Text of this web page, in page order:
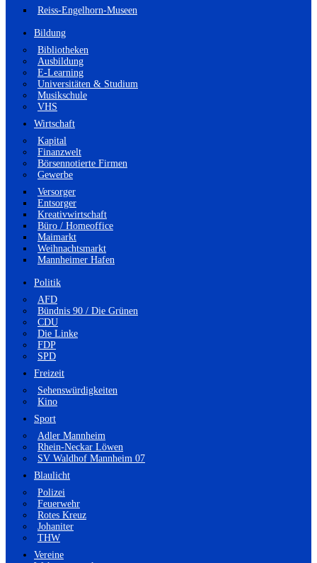
Reiss-Engelhorn-Museen
Bildung
Bibliotheken
Ausbildung
E-Learning
Universitäten & Studium
Musikschule
VHS
Wirtschaft
Kapital
Finanzwelt
Börsennotierte Firmen
Gewerbe
Versorger
Entsorger
Kreativwirtschaft
Büro / Homeoffice
Maimarkt
Weihnachtsmarkt
Mannheimer Hafen
Politik
AFD
Bündnis 90 / Die Grünen
CDU
Die Linke
FDP
SPD
Freizeit
Sehenswürdigkeiten
Kino
Sport
Adler Mannheim
Rhein-Neckar Löwen
SV Waldhof Mannheim 07
Blaulicht
Polizei
Feuerwehr
Rotes Kreuz
Johaniter
THW
Vereine